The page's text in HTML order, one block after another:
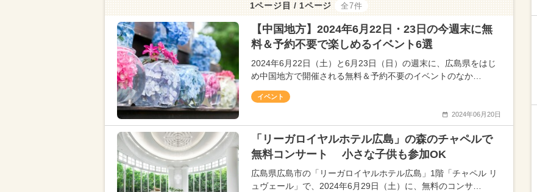
1ページ目 / 1ページ 全7件
【中国地方】2024年6月22日・23日の今週末に無
料＆予約不要で楽しめるイベント6選
2024年6月22日（土）と6月23日（日）の週末に、広島県をはじ
め中国地方で開催される無料＆予約不要のイベントのなか…
イベント
2024年06月20日
「リーガロイヤルホテル広島」の森のチャペルで
無料コンサート 小さな子供も参加OK
広島県広島市の「リーガロイヤルホテル広島」1階「チャペル リ
ュヴェール」で、2024年6月29日（土）に、無料のコンサ…